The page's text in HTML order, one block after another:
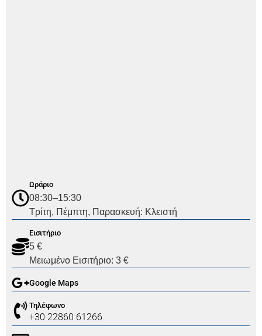
Ωράριο
08:30–15:30
Τρίτη, Πέμπτη, Παρασκευή: Κλειστή
Εισιτήριο
5 €
Μειωμένο Εισιτήριο: 3 €
Google Maps
Τηλέφωνο
+30 22860 61266